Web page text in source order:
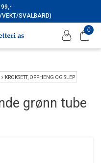
99,-
VEKT/SVALBARD)
0
KROKSETT, OPPHENG OG SLEP
grønn tube